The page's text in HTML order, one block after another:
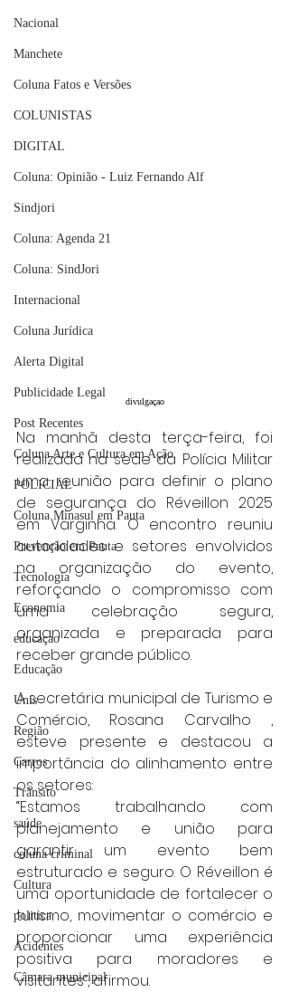
Nacional
Manchete
Coluna Fatos e Versões
COLUNISTAS
DIGITAL
Coluna: Opinião - Luiz Fernando Alf
Sindjori
Coluna: Agenda 21
Coluna: SindJori
Internacional
Coluna Jurídica
Alerta Digital
Publicidade Legal
Post Recentes
Coluna Arte e Cultura em Ação
POLICIAL
Coluna Minasul em Pauta
Prevenção em Pauta
Tecnologia
Economia
educaçao
Educação
Unis
Região
Carros
Trânsito
saúde
coluna criminal
Cultura
politica
Acidentes
Câmara municipal
divulgaçao
Na manhã desta terça-feira, foi
realizada na sede da Polícia Militar
uma reunião para definir o plano
de segurança do Réveillon 2025
em Varginha. O encontro reuniu
autoridades e setores envolvidos
na organização do evento,
reforçando o compromisso com
uma celebração segura,
organizada e preparada para
receber grande público.
A secretária municipal de Turismo e
Comércio, Rosana Carvalho ,
esteve presente e destacou a
importância do alinhamento entre
os setores:
“Estamos trabalhando com
planejamento e união para
garantir um evento bem
estruturado e seguro. O Réveillon é
uma oportunidade de fortalecer o
turismo, movimentar o comércio e
proporcionar uma experiência
positiva para moradores e
visitantes”, afirmou.